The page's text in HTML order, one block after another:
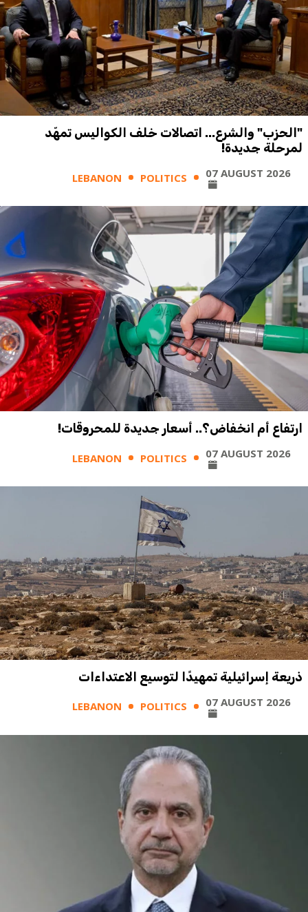
"الحزب" والشرع... اتصالات خلف الكواليس تمهّد
لمرحلة جديدة!
LEBANON POLITICS 07 AUGUST 2026
ارتفاع أم انخفاض؟.. أسعار جديدة للمحروقات!
LEBANON POLITICS 07 AUGUST 2026
ذريعة إسرائيلية تمهيدًا لتوسيع الاعتداءات
LEBANON POLITICS 07 AUGUST 2026